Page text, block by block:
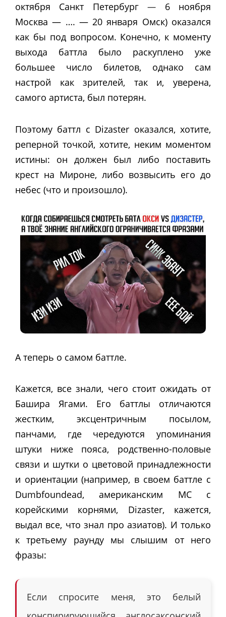
октября Санкт Петербург— 6 ноября
Москва — …. — 20 января Омск) оказался
как бы под вопросом. Конечно, к моменту
выхода баттла было раскуплено уже
большее число билетов, однако сам
настрой как зрителей, так и, уверена,
самого артиста, был потерян.
Поэтому баттл с Dizaster оказался, хотите,
реперной точкой, хотите, неким моментом
истины: он должен был либо поставить
крест на Мироне, либо возвысить его до
небес (что и произошло).
А теперь о самом баттле.
Кажется, все знали, чего стоит ожидать от
Башира Ягами. Его баттлы отличаются
жестким, эксцентричным посылом,
панчами, где чередуются упоминания
штуки ниже пояса, родственно-половые
связи и шутки о цветовой принадлежности
и ориентации (например, в своем баттле с
Dumbfoundead, американским MC с
корейскими корнями, Dizaster, кажется,
выдал все, что знал про азиатов). И только
к третьему раунду мы слышим от него
фразы:
Если спросите меня, это белый